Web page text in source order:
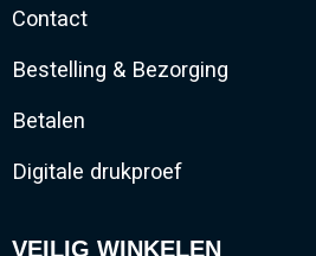
Contact
Bestelling & Bezorging
Betalen
Digitale drukproef
VEILIG WINKELEN